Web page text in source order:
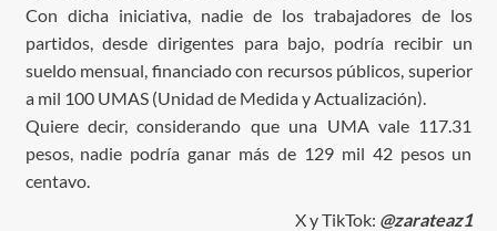
Con dicha iniciativa, nadie de los trabajadores de los
partidos, desde dirigentes para bajo, podría recibir un
sueldo mensual, financiado con recursos públicos, superior
a mil 100 UMAS (Unidad de Medida y Actualización).
Quiere decir, considerando que una UMA vale 117.31
pesos, nadie podría ganar más de 129 mil 42 pesos un
centavo.
X y TikTok: @zarateaz1